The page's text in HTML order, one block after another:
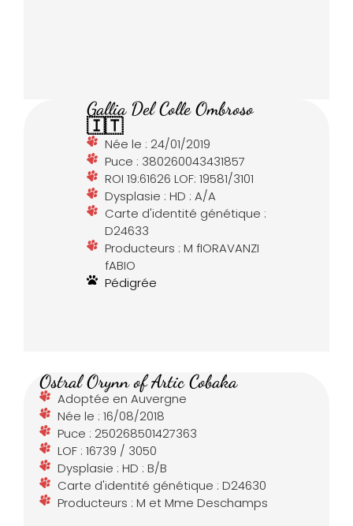
Gallia Del Colle Ombroso
🇮🇹
Née le : 24/01/2019
Puce : 380260043431857
ROI 19:61626 LOF: 19581/3101
Dysplasie : HD : A/A
Carte d'identité génétique :
D24633
Producteurs : M fIORAVANZI
fABIO
Pédigrée
Ostral Orynn of Artic Cobaka
Adoptée en Auvergne
Née le : 16/08/2018
Puce : 250268501427363
LOF : 16739 / 3050
Dysplasie : HD : B/B
Carte d'identité génétique : D24630
Producteurs : M et Mme Deschamps